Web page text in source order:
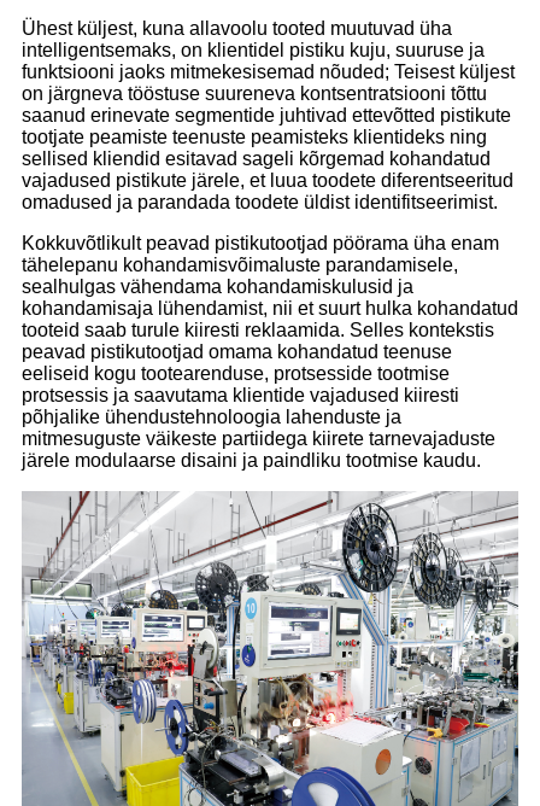
Ühest küljest, kuna allavoolu tooted muutuvad üha
intelligentsemaks, on klientidel pistiku kuju, suuruse ja
funktsiooni jaoks mitmekesisemad nõuded; Teisest küljest
on järgneva tööstuse suureneva kontsentratsiooni tõttu
saanud erinevate segmentide juhtivad ettevõtted pistikute
tootjate peamiste teenuste peamisteks klientideks ning
sellised kliendid esitavad sageli kõrgemad kohandatud
vajadused pistikute järele, et luua toodete diferentseeritud
omadused ja parandada toodete üldist identifitseerimist.
Kokkuvõtlikult peavad pistikutootjad pöörama üha enam
tähelepanu kohandamisvõimaluste parandamisele,
sealhulgas vähendama kohandamiskulusid ja
kohandamisaja lühendamist, nii et suurt hulka kohandatud
tooteid saab turule kiiresti reklaamida. Selles kontekstis
peavad pistikutootjad omama kohandatud teenuse
eeliseid kogu tootearenduse, protsesside tootmise
protsessis ja saavutama klientide vajadused kiiresti
põhjalike ühendustehnoloogia lahenduste ja
mitmesuguste väikeste partiidega kiirete tarnevajaduste
järele modulaarse disaini ja paindliku tootmise kaudu.